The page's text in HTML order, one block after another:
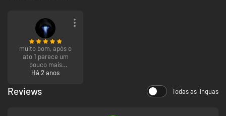
muito bom, após o
ato 1 parece um
pouco mais
aborrecido, mas se
surpreender com o
jogo
Há 2 anos
Reviews Todas as línguas